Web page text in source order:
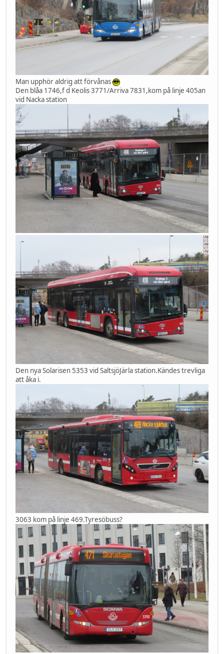
Man upphör aldrig att förvånas
Den blåa 1746,f d Keolis 3771/Arriva 7831,kom på linje 405an
vid Nacka station
Den nya Solarisen 5353 vid SaltsjöJärla station.Kändes trevliga
att åka i.
3063 kom på linje 469.Tyresöbuss?